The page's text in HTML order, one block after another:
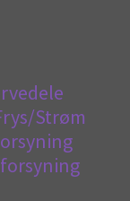
Strøm